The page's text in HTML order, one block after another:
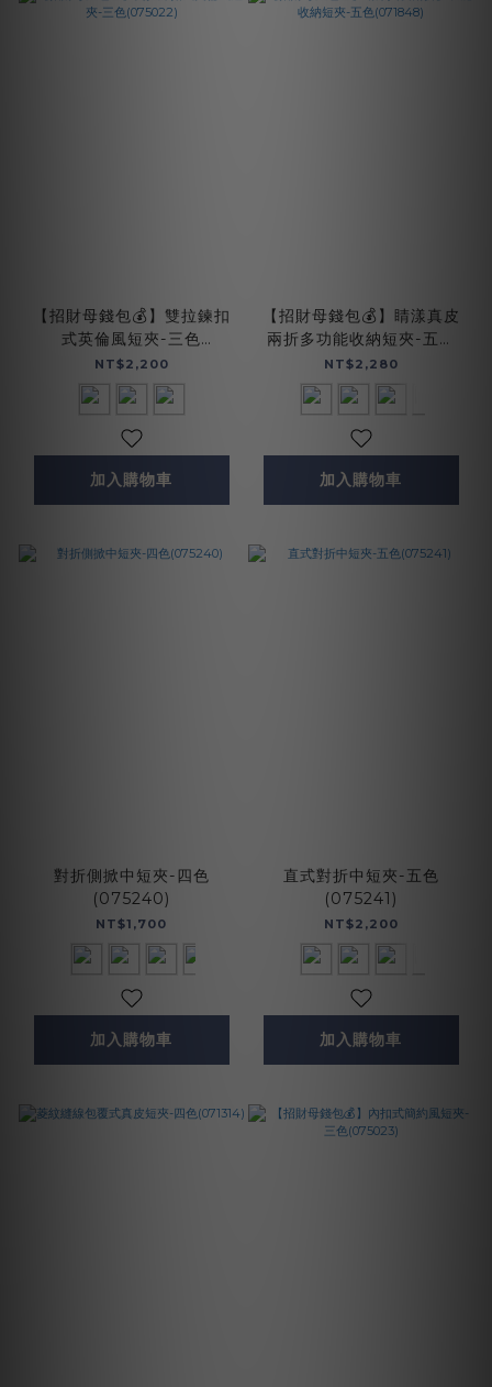
【招財母錢包💰】雙拉鍊扣
式英倫風短夾-三色
(075022)
NT$2,200
加入購物車
【招財母錢包💰】睛漾真皮
兩折多功能收納短夾-五色
(071848)
NT$2,280
加入購物車
對折側掀中短夾-四色
(075240)
NT$1,700
加入購物車
直式對折中短夾-五色
(075241)
NT$2,200
加入購物車